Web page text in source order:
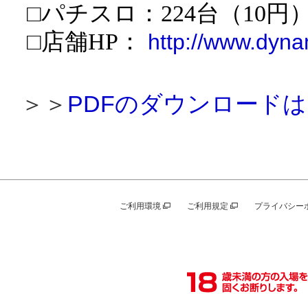
□パチスロ ： 224台（ 10円
□店舗HP ： http://
＞＞ PDFのダウンロード
ご利用環境 ご利用規定 プライバシー